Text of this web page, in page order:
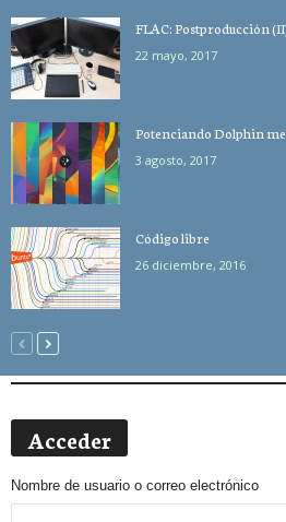
FLAC: Postproducción
22 mayo, 2017
Potenciando Dolphin
3 agosto, 2017
Código libre
26 diciembre, 2016
Acceder
Nombre de usuario o correo electrónico